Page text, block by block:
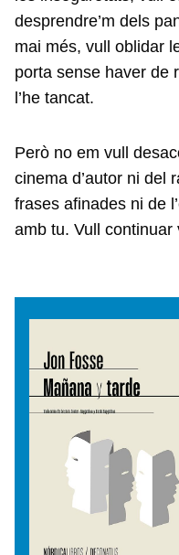
desprendre’m dels
mai més, vull oblidar
porta sense haver de
l’he tancat.
Però no em vull
cinema d’autor ni del
frases afinades ni de
amb tu. Vull